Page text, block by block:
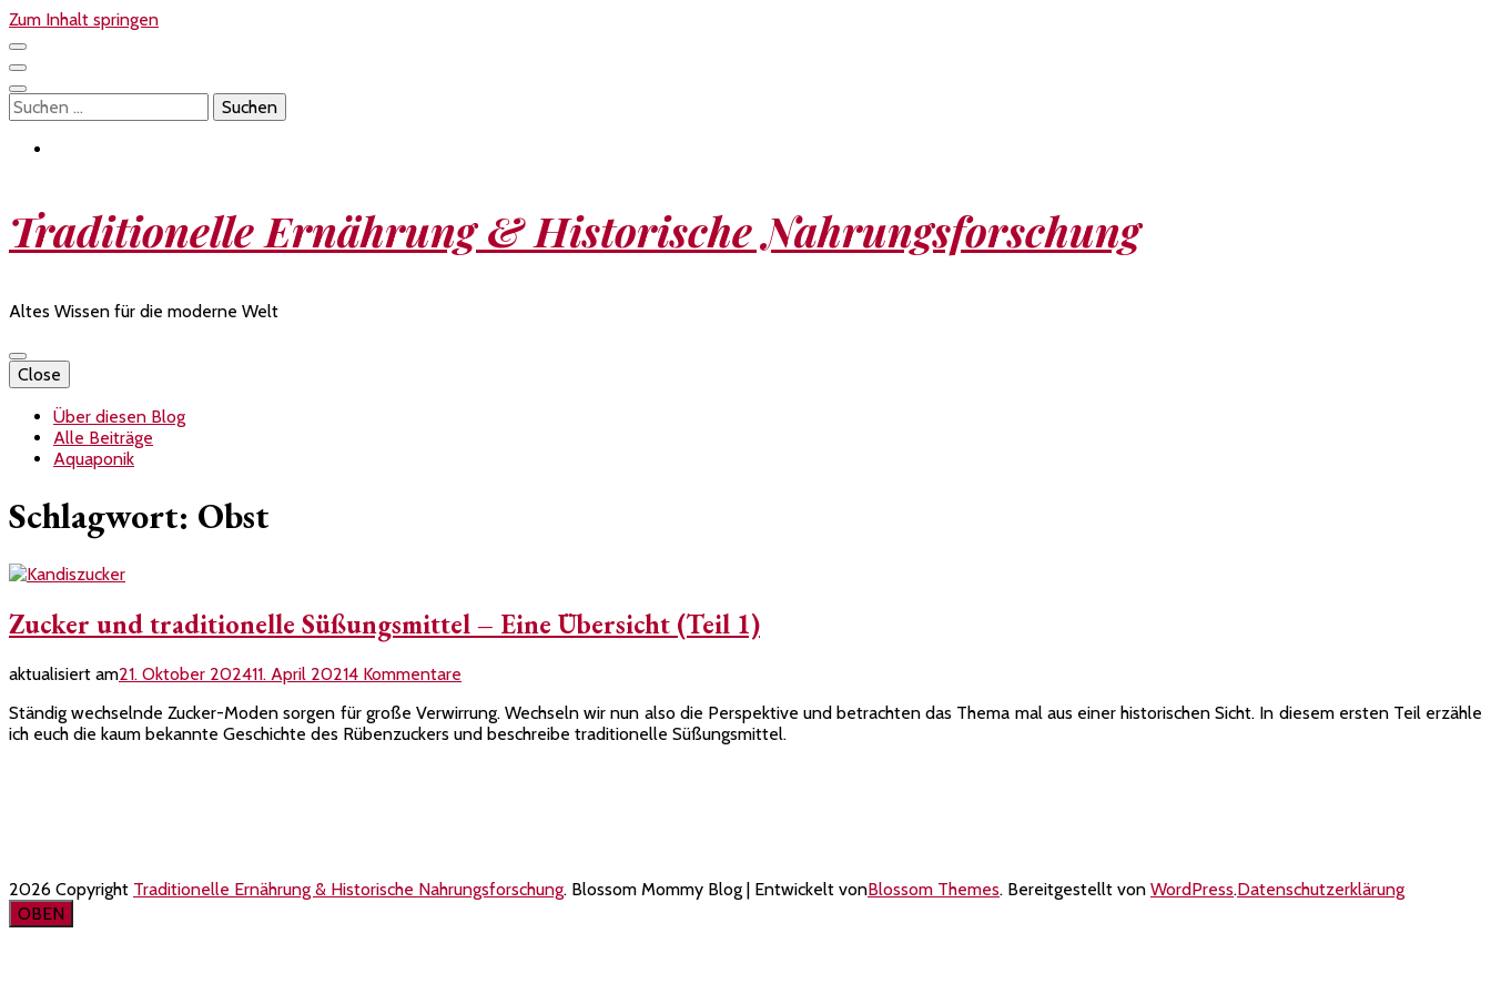
Zum Inhalt springen
Suchen
nach:
Traditionelle Ernährung & Historische Nahrungsforschung
Altes Wissen für die moderne Welt
Close
Über diesen Blog
Alle Beiträge
Aquaponik
Schlagwort: Obst
Zucker und traditionelle Süßungsmittel – Eine Übersicht (Teil 1)
aktualisiert am21. Oktober 202411. April 20214 Kommentare
und
traditionelle
Ständig wechselnde Zucker-Moden sorgen für große Verwirrung. Wechseln wir nun also die Perspektive und betrachten das Thema mal aus einer historischen Sicht. In diesem ersten Teil erzähle
ich euch die kaum bekannte Geschichte des Rübenzuckers und beschreibe traditionelle Süßungsmittel.
2026 Copyright Traditionelle Ernährung & Historische Nahrungsforschung. Blossom Mommy Blog | Entwickelt vonBlossom Themes. Bereitgestellt von WordPress.Datenschutzerklärung
OBEN